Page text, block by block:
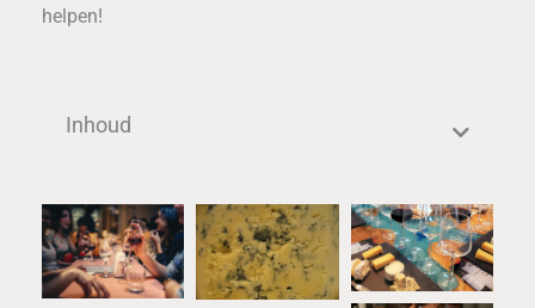
helpen!
Inhoud